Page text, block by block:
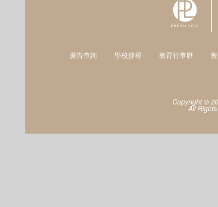
廣告查詢 學校搜尋 教育行事曆
Copyright ©
All